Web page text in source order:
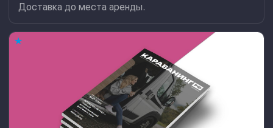
Доставка до места аренды.
★